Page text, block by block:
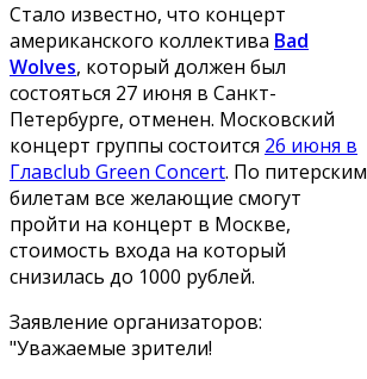
Стало известно, что концерт
американского коллектива Bad
Wolves, который должен был
состояться 27 июня в Санкт-
Петербурге, отменен. Московский
концерт группы состоится 26 июня в
Главclub Green Concert. По питерским
билетам все желающие смогут
пройти на концерт в Москве,
стоимость входа на который
снизилась до 1000 рублей.
Заявление организаторов:
"Уважаемые зрители!